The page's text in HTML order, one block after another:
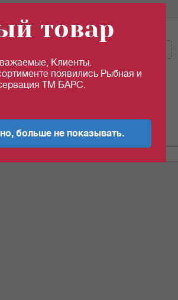
уп
Кол-во (шт):
Кол-во (уп.)
товар
Клиенты.
появились Рыбная и
ТМ БАРС.
больше не показывать.